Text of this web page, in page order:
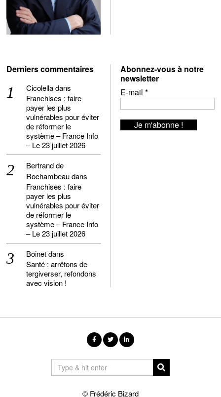
Derniers commentaires
Cicolelladans
Franchises : faire
payer les plus
vulnérables pour éviter
de réformer le
système – France Info
– Le 23 juillet 2026
Bertrand de
Rochambeaudans
Franchises : faire
payer les plus
vulnérables pour éviter
de réformer le
système – France Info
– Le 23 juillet 2026
Boinetdans
Santé : arrêtons de
tergiverser, refondons
avec vision !
Abonnez-vous à notre
newsletter
E-mail *
© Frédéric Bizard